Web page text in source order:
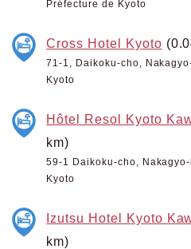
Préfecture de Kyoto
Cross Hotel Kyoto
71-1, Daikoku-cho,
Kyoto
Hôtel Resol Kyoto
km)
59-1 Daikoku-cho,
Kyoto
Izutsu Hotel Kyoto
km)